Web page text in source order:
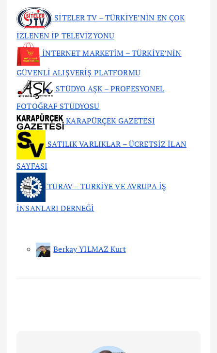
SİTELER TV – TÜRKİYE’NİN EN ÇOK
İZLENEN İP TELEVİZYONU
İNTERNET MARKETİM – TÜRKİYE’NİN
GÜVENLİ ALIŞVERİŞ PLATFORMU
STÜDYO AŞK – PROFESYONEL
FOTOĞRAF STÜDYOSU
KARAPÜRÇEK GAZETESİ
SATILIK VARLIKLAR – ÜCRETSİZ İLAN
SAYFASI
TÜRAV – TÜRKİYE VE AVRUPA İŞ
İNSANLARI DERNEĞİ
Berkay YILMAZ Kurt